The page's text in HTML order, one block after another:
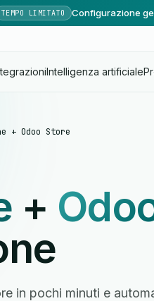
TEMPO LIMITATO Configurazione
Intelligenza artificiale
+ Odoo Store
+
in pochi minuti e